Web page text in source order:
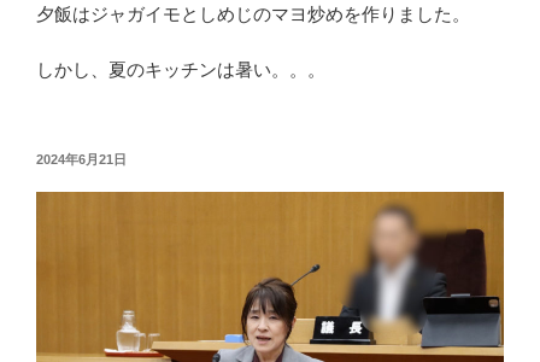
夕飯はジャガイモとしめじのマヨ炒めを作りました。
しかし、夏のキッチンは暑い。。。
投
2024年6月21日